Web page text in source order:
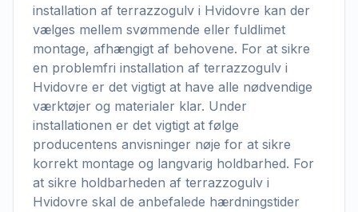
installation af terrazzogulv i Hvidovre kan der
vælges mellem svømmende eller fuldlimet
montage, afhængigt af behovene. For at sikre
en problemfri installation af terrazzogulv i
Hvidovre er det vigtigt at have alle nødvendige
værktøjer og materialer klar. Under
installationen er det vigtigt at følge
producentens anvisninger nøje for at sikre
korrekt montage og langvarig holdbarhed. For
at sikre holdbarheden af terrazzogulv i
Hvidovre skal de anbefalede hærdningstider